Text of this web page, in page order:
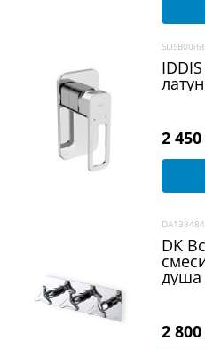
SLISB00i66
2 450
DK
душа
2 800